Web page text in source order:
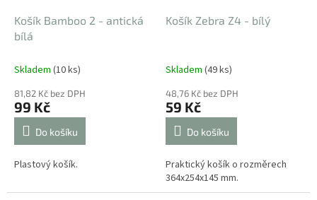
Košík Bamboo 2 - antická
bílá
Skladem (10 ks)
81,82 Kč bez DPH
99 Kč
Do košíku
Plastový košík.
Košík Zebra Z4 - bílý
Skladem (49 ks)
48,76 Kč bez DPH
59 Kč
Do košíku
Praktický košík o rozměrech
364x254x145 mm.